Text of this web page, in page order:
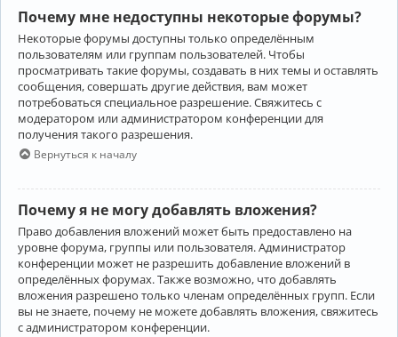
Почему мне недоступны некоторые форумы?
Некоторые форумы доступны только определённым
пользователям или группам пользователей. Чтобы
просматривать такие форумы, создавать в них темы и оставлять
сообщения, совершать другие действия, вам может
потребоваться специальное разрешение. Свяжитесь с
модератором или администратором конференции для
получения такого разрешения.
Вернуться к началу
Почему я не могу добавлять вложения?
Право добавления вложений может быть предоставлено на
уровне форума, группы или пользователя. Администратор
конференции может не разрешить добавление вложений в
определённых форумах. Также возможно, что добавлять
вложения разрешено только членам определённых групп. Если
вы не знаете, почему не можете добавлять вложения, свяжитесь
с администратором конференции.